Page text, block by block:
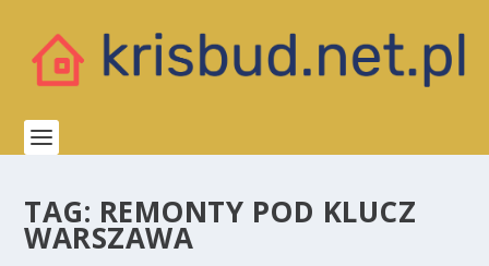
TAG: REMONTY POD KLUCZ
WARSZAWA